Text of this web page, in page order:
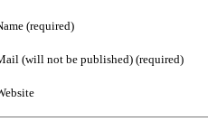
(required)
(will not be published) (required)